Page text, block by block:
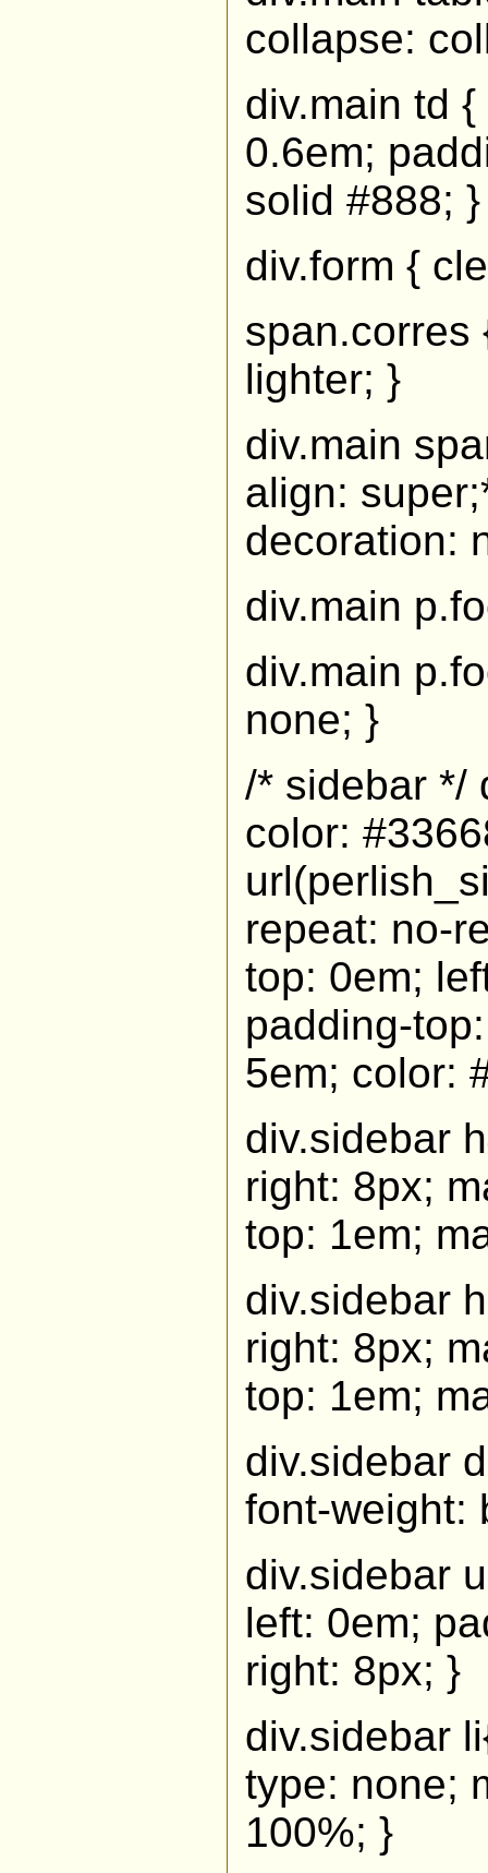
collapse:
div.main td
0.6em;
solid #888; }
div.form {
span.corres
lighter; }
div.main
align:
decoration:
div.main
div.main
none; }
/* sidebar */
color:
repeat: no-
top: 0em;
padding-
5em; color:
div.sidebar
right: 8px;
top: 1em;
div.sidebar
right: 8px;
top: 1em;
div.sidebar
font-weight:
div.sidebar
left: 0em;
right: 8px; }
div.sidebar
type: none;
100%; }